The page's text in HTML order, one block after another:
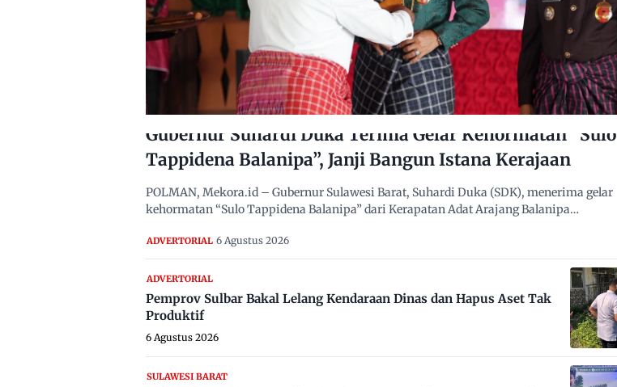
Gubernur Suhardi Duka Terima Gelar Kehormatan “Sulo
Tappidena Balanipa”, Janji Bangun Istana Kerajaan
POLMAN, Mekora.id – Gubernur Sulawesi Barat, Suhardi Duka (SDK), menerima gelar
kehormatan “Sulo Tappidena Balanipa” dari Kerapatan Adat Arajang Balanipa…
ADVERTORIAL 6 Agustus 2026
ADVERTORIAL
Pemprov Sulbar Bakal Lelang Kendaraan Dinas dan Hapus Aset Tak
Produktif
6 Agustus 2026
SULAWESI BARAT